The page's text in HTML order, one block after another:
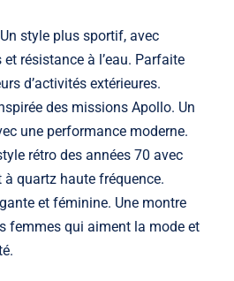
style plus sportif, avec
résistance à l’eau. Parfaite
d’activités extérieures.
des missions Apollo. Un
une performance moderne.
rétro des années 70 avec
à quartz haute fréquence.
et féminine. Une montre
femmes qui aiment la mode et